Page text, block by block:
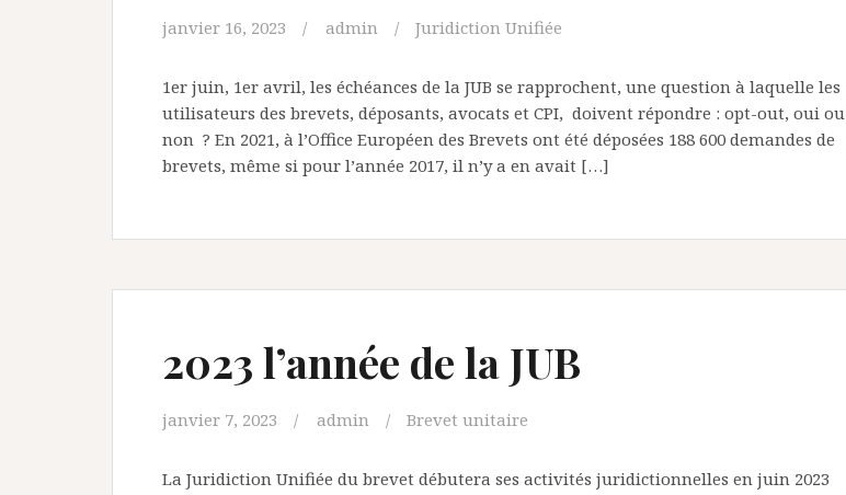
janvier 16, 2023 admin Juridiction Unifiée
1er juin, 1er avril, les échéances de la JUB se rapprochent, une question à laquelle les
utilisateurs des brevets, déposants, avocats et CPI, doivent répondre : opt-out, oui ou
non ? En 2021, à l’Office Européen des Brevets ont été déposées 188 600 demandes de
brevets, même si pour l’année 2017, il n’y a en avait […]
2023 l’année de la JUB
janvier 7, 2023 admin Brevet unitaire
La Juridiction Unifiée du brevet débutera ses activités juridictionnelles en juin 2023